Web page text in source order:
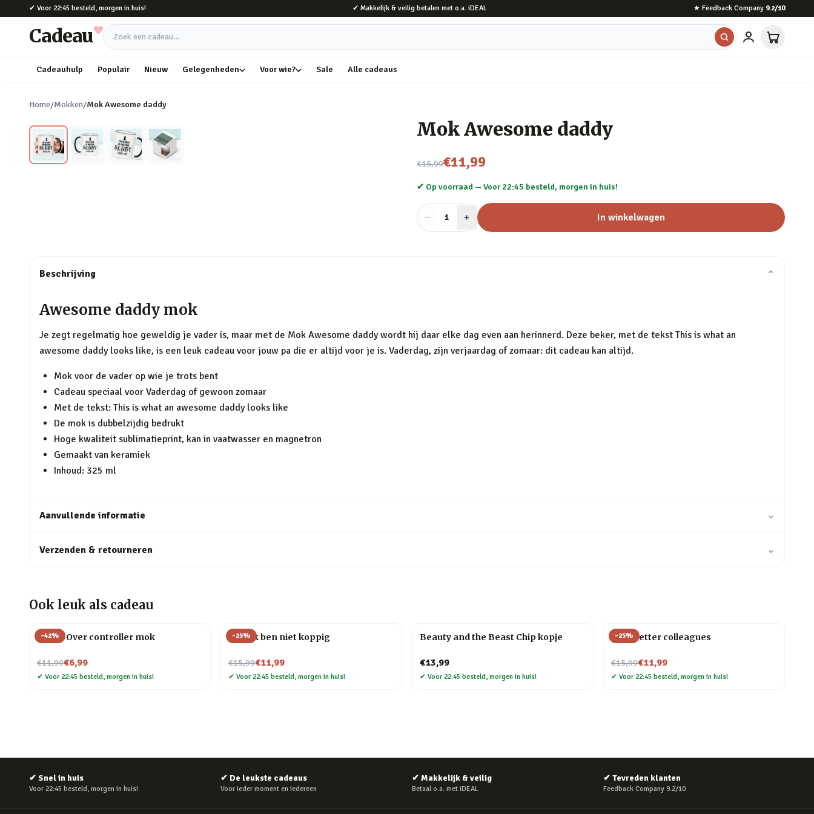
Naar hoofdinhoud
✔ Voor 22:45 besteld, morgen in huis! ✔ Makkelijk & veilig betalen met o.a. iDEAL ★ Feedback Company 9.2/10
Cadeau Zoek een cadeau
Cadeauhulp Populair Nieuw Gelegenheden Voor wie? Sale Alle cadeaus
Home/Mokken/Mok Awesome daddy
Mok Awesome daddy
€15,99
Nu voor€11,99
✔ Op voorraad —Voor 22:45 besteld, morgen in huis!
− Aantal
1 + In winkelwagen
Beschrijving ⌄
Awesome daddy mok
Je zegt regelmatig hoe geweldig je vader is, maar met de Mok Awesome daddy wordt hij daar elke dag even aan herinnerd. Deze beker, met de tekst This is what an
awesome daddy looks like, is een leuk cadeau voor jouw pa die er altijd voor je is. Vaderdag, zijn verjaardag of zomaar: dit cadeau kan altijd.
Mok voor de vader op wie je trots bent
Cadeau speciaal voor Vaderdag of gewoon zomaar
Met de tekst: This is what an awesome daddy looks like
De mok is dubbelzijdig bedrukt
Hoge kwaliteit sublimatieprint, kan in vaatwasser en magnetron
Gemaakt van keramiek
Inhoud: 325 ml
Aanvullende informatie ⌄
Verzenden & retourneren ⌄
Ook leuk als cadeau
-42%
Game Over controller mok
€11,99
Nu voor€6,99
✔ Voor 22:45 besteld, morgen in huis!
-25%
Mok Ik ben niet koppig
€15,99
Nu voor€11,99
✔ Voor 22:45 besteld, morgen in huis!
Beauty and the Beast Chip kopje
€13,99
✔ Voor 22:45 besteld, morgen in huis!
-25%
Mok Better colleagues
€15,99
Nu voor€11,99
✔ Voor 22:45 besteld, morgen in huis!
✔ Snel in huis
Voor 22:45 besteld, morgen in huis!
✔ De leukste cadeaus
Voor ieder moment en iedereen
✔ Makkelijk & veilig
Betaal o.a. met iDEAL
✔ Tevreden klanten
Feedback Company 9.2/10